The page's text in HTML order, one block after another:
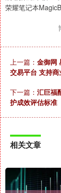
荣耀笔记本
上一篇： 金御网
交易平台 支持
下一篇： 汇巨福
护成效评估标准
相关文章